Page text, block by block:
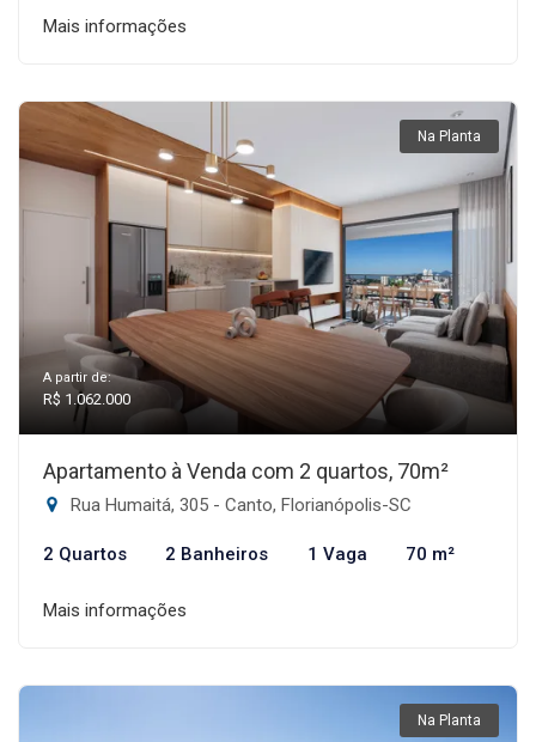
Mais informações
Na Planta
A partir de:
R$ 1.062.000
Apartamento à Venda com 2 quartos, 70m²
Rua Humaitá, 305 - Canto, Florianópolis-SC
2 Quartos 2 Banheiros 1 Vaga 70 m²
Mais informações
Na Planta